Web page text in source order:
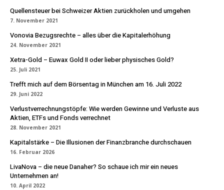
Quellensteuer bei Schweizer Aktien zurückholen und umgehen
7. November 2021
Vonovia Bezugsrechte – alles über die Kapitalerhöhung
24. November 2021
Xetra-Gold – Euwax Gold II oder lieber physisches Gold?
25. Juli 2021
Trefft mich auf dem Börsentag in München am 16. Juli 2022
29. Juni 2022
Verlustverrechnungstöpfe: Wie werden Gewinne und Verluste aus
Aktien, ETFs und Fonds verrechnet
28. November 2021
Kapitalstärke – Die Illusionen der Finanzbranche durchschauen
16. Februar 2026
LivaNova – die neue Danaher? So schaue ich mir ein neues
Unternehmen an!
10. April 2022